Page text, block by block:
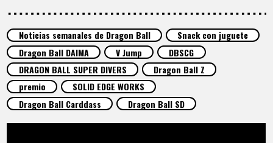
ARTÍCULOS
ACERCA DE
LANGUAGE
Noticias semanales de Dragon Ball
Snack con juguete
Dragon Ball DAIMA
V Jump
DBSCG
DRAGON BALL SUPER DIVERS
Dragon Ball Z
premio
SOLID EDGE WORKS
Dragon Ball Carddass
Dragon Ball SD